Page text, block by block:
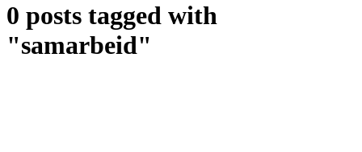
0 posts tagged with
"samarbeid"